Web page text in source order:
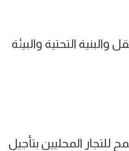
التحتية والبيئة
المحليين بتأجيل